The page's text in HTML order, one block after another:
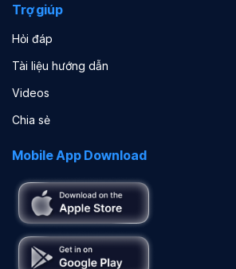
Trợ giúp
Hỏi đáp
Tài liệu hướng dẫn
Videos
Chia sẻ
Mobile App Download